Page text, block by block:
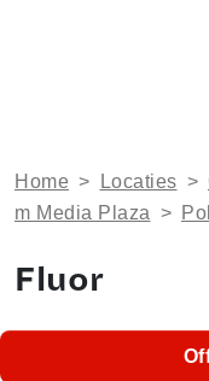
Home > Locaties >
m Media Plaza >
Fluor